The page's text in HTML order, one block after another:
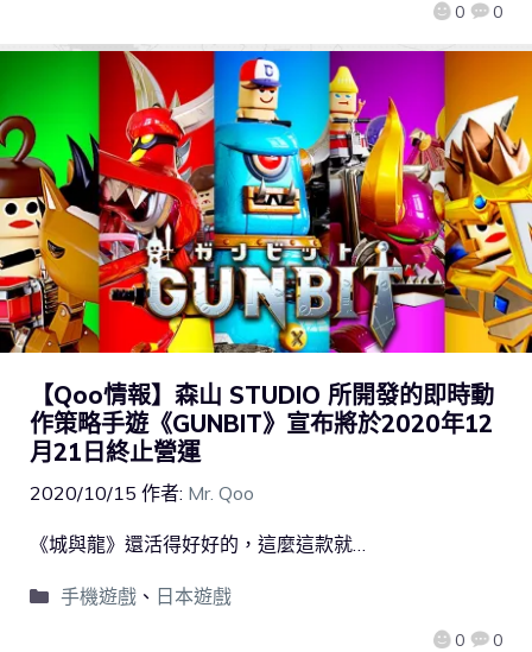
0 0
【Qoo情報】森山 STUDIO 所開發的即時動
作策略手遊《GUNBIT》宣布將於2020年12
月21日終止營運
2020/10/15 作者: Mr. Qoo
0 0
《城與龍》還活得好好的，這麼這款就…
手機遊戲、 日本遊戲